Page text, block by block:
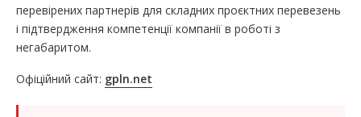
перевірених партнерів для складних проєктних перевезень
і підтвердження компетенції компанії в роботі з
негабаритом.
Офіційний сайт: gpln.net